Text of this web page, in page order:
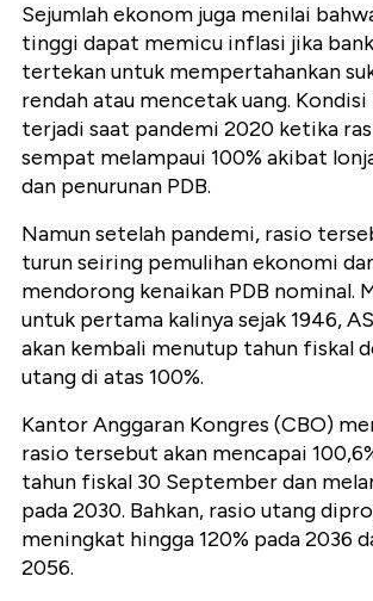
Sejumlah ekonom juga menilai
tinggi dapat memicu inflasi jika
tertekan untuk mempertahankan
rendah atau mencetak uang.
terjadi saat pandemi 2020 ketika
sempat melampaui 100% akibat
dan penurunan PDB.
Namun setelah pandemi, rasio
turun seiring pemulihan ekonomi
mendorong kenaikan PDB nominal.
untuk pertama kalinya sejak 1946,
akan kembali menutup tahun fiskal
utang di atas 100%.
Kantor Anggaran Kongres (CBO)
rasio tersebut akan mencapai
tahun fiskal 30 September dan
pada 2030. Bahkan, rasio utang
meningkat hingga 120% pada 2036
2056.